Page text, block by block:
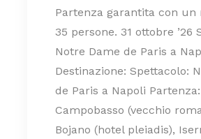
Partenza garantita con un
35 persone. 31 ottobre ’26
Notre Dame de Paris a
Destinazione: Spettacolo:
de Paris a Napoli Partenza:
Campobasso (vecchio
Bojano (hotel pleiadis),